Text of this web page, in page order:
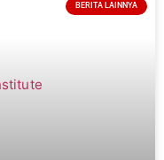
BERITA LAINNYA